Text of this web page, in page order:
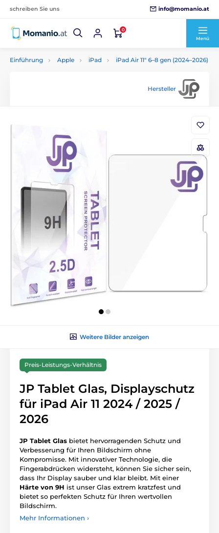
schreiben Sie uns info@momanio.at
0
Menü
Einführung Apple iPad iPad Air 11" 6–8 gen (2024–2026)
Hersteller
Weitere Bilder anzeigen
Preis-Leistungs-Verhältnis
JP Tablet Glas, Displayschutz
für iPad Air 11 2024 / 2025 /
2026
JP Tablet Glas bietet hervorragenden Schutz und
Verbesserung für Ihren Bildschirm ohne
Kompromisse. Mit innovativer Technologie, die
Fingerabdrücken widersteht, können Sie sicher sein,
dass Ihr Display sauber und klar bleibt. Mit einer
Härte von 9H ist unser Glas extrem kratzfest und
bietet so perfekten Schutz für Ihren wertvollen
Bildschirm.
Mehr Informationen ›